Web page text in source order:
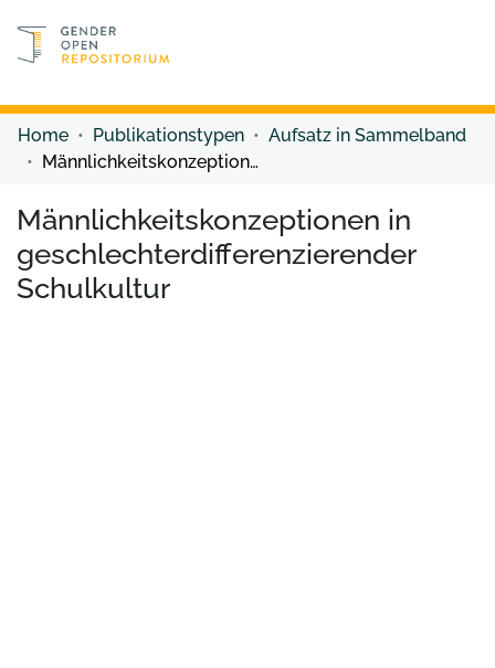
Discover content
Home Publikationstypen
Aufsatz in Sammelband
Männlichkeitskonzeptionen in geschlechterdifferenzierender Schulkultur
Männlichkeitskonzeptionen in
geschlechterdifferenzierender
Schulkultur